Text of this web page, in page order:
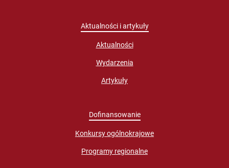
Aktualności i artykuły
Aktualności
Wydarzenia
Artykuły
Dofinansowanie
Konkursy ogólnokrajowe
Programy regionalne